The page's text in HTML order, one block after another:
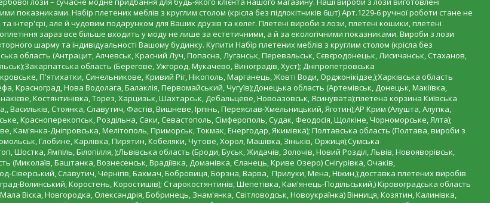
Набір плетених меблів з круглим столом (крісла без підлокітників 6шт) Арт.1229-6 ручної роботи стане не
але й чудовим подарунком для Ваших друзів та колег. Плетені вироби з лози, плетені кошики, плетені
зараз все більше входить у моду не лише за естетичними, а й за екологічними показниками. Вироби з лози
шарму та індивідуальності Вашому будинку. Купити Набір плетених меблів з круглим столом (крісла без
область (Антрацит, Алчевськ, Красний Луч, Попасна, Луганськ, Перевальськ, Сєвєродонецьк, Лисичанськ, Стаханов,
область (Берегове, Ужгород, Мукачево, Виноградів, Хуст); Дніпропетровська
П'ятихатки, Синельникове, Кривий Ріг, Нікополь, Марганець, Жовті Води, Орджонікідзе,);Харківська область
Красноград, Нова Водолага, Балаклія, Первомайський, Чугуїв);Донецька область (Артемівськ, Донецьк, Макіївка,
Костянтинівка, Торез, Харцизьк, Шахтарськ, Дебальцеве, Новоазовськ, Ясинувата);плетена корзина Київська
Васильків, Стоянка, Славутич, Фастів, Вишневе, Ірпінь, Переяслав-Хмельницький, Яготин);АР Крим (Алушта, Алупка,
Красноперекопськ, Роздільна, Саки, Севастополь, Сімферополь, Судак, Феодосія, Щолкіне, Чорноморське, Ялта);
Кам'янка-Дніпровська, Мелітополь, Приморськ, Токмак, Енергодар, Якимівка); Полтавська область (Полтава, вироби з
Глобине, Карлівка, Пирятин, Кобеляки, Чутове, Хорол, Машівка, Зіньків, Оржиця);Сумська
Ямпіль, Білопілля, );Львівська область (Броди, Буськ, Жидачів, Золочів, Новий Розділ, Львів, Новояворівськ,
(Миколаїв, Баштанка, Вознесенськ, Врадіївка, Доманівка, Єланець, Криве Озеро) Снігурівка, Очаків,
Сіверський, Славутич, Чернігів, Бахмач, Бобровиця, Борзна, Варва, Прилуки, Мена, Ніжин,);доставка плетених виробів
Волинський, Коростень, Коростишів); Старокостянтинів, Шепетівка, Кам'янець-Подільський,) Кіровоградська область
Віска, Новгородка, Олександрія, Бобринець, Знам'янка, Світловодськ, Новоукраїнка) Вінниця, Козятин, Калинівка,